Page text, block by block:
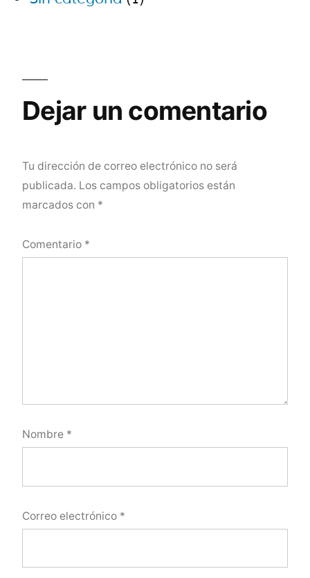
Dejar un comentario
Tu dirección de correo electrónico no será
publicada. Los campos obligatorios están
marcados con *
Comentario *
Nombre *
Correo electrónico *